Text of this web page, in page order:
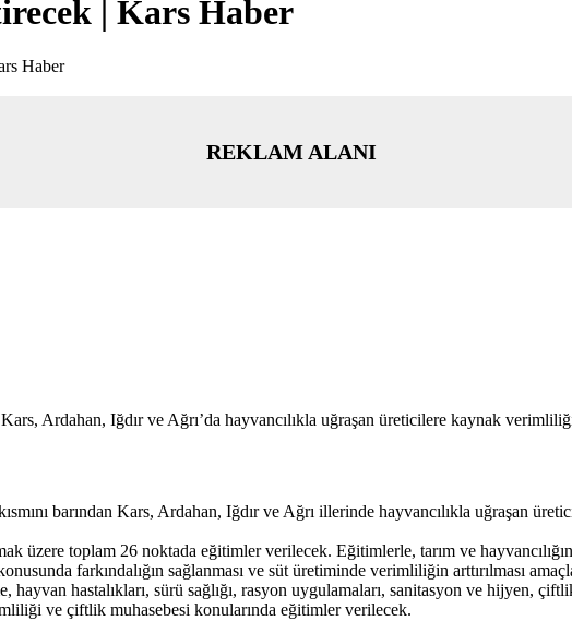
| Kars Haber
Haber
REKLAM ALANI
Ardahan, Iğdır ve Ağrı’da hayvancılıkla uğraşan üreticilere kaynak
barından Kars, Ardahan, Iğdır ve Ağrı illerinde hayvancılıkla uğraşan
toplam 26 noktada eğitimler verilecek. Eğitimlerle, tarım ve
farkındalığın sağlanması ve süt üretiminde verimliliğin arttırılması
hayvan hastalıkları, sürü sağlığı, rasyon uygulamaları, sanitasyon ve hijyen,
ve çiftlik muhasebesi konularında eğitimler verilecek.